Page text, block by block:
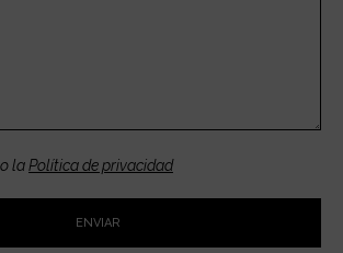
laPolítica de privacidad
ENVIAR